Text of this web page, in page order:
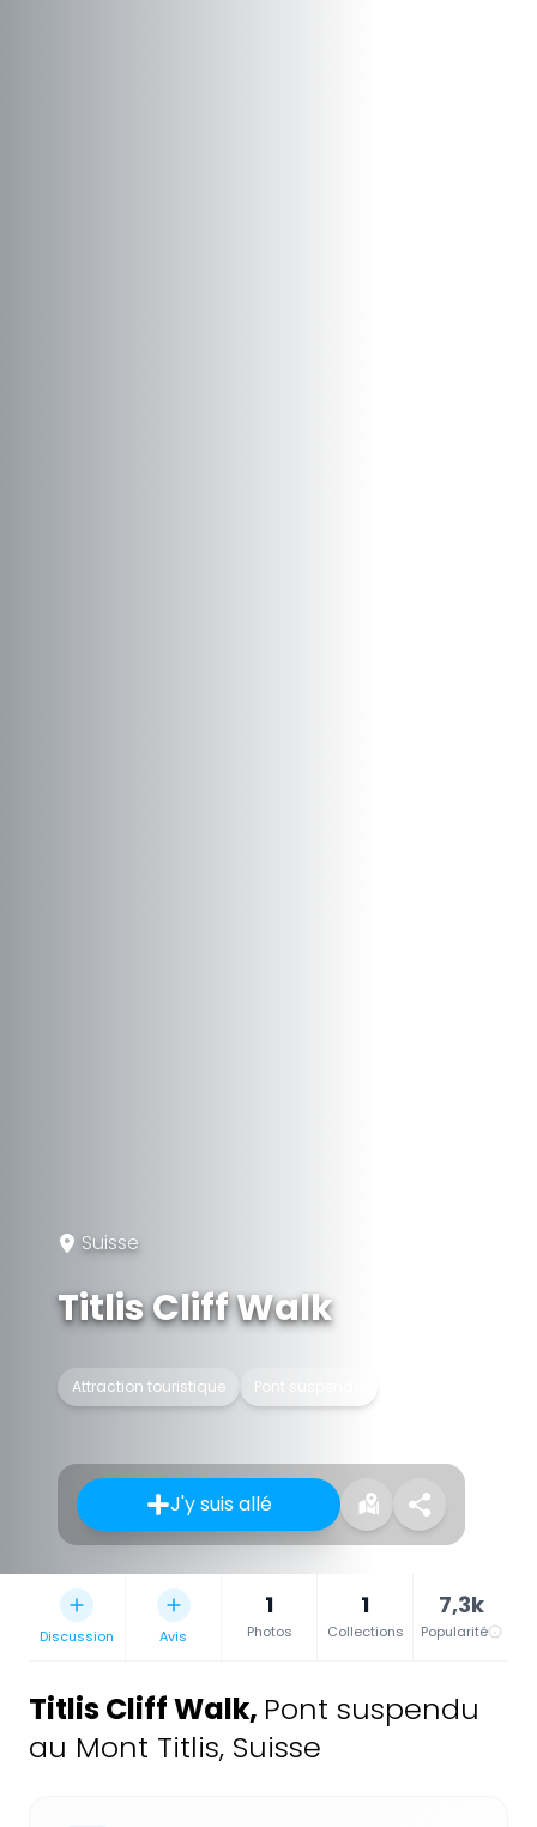
Suisse
Titlis Cliff Walk
Attraction touristique Pont suspendu
J'y suis allé
Discussion Avis
1
Photos
1
Collections
7,3k
Popularité
Titlis Cliff Walk, Pont suspendu
au Mont Titlis, Suisse